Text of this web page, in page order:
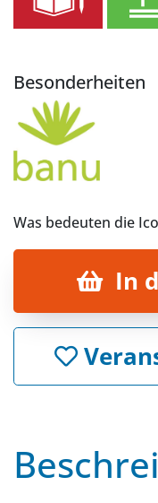
Besonderheiten
Was bedeuten die
In